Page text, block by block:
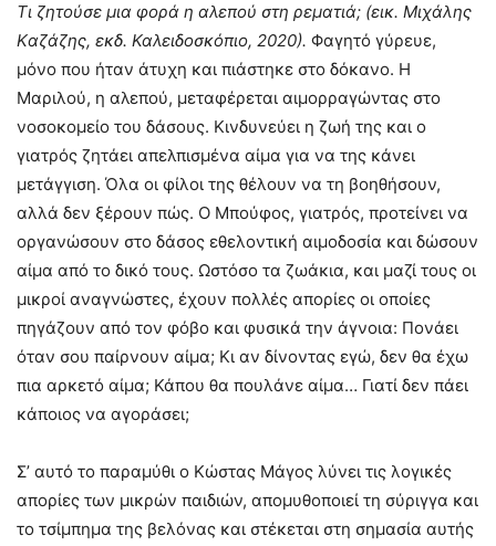
Τι ζητούσε μια φορά η αλεπού στη ρεματιά; (εικ. Μιχάλης
Kαζάζης, εκδ. Καλειδοσκόπιο, 2020). Φαγητό γύρευε,
μόνο που ήταν άτυχη και πιάστηκε στο δόκανο. Η
Μαριλού, η αλεπού, μεταφέρεται αιμορραγώντας στο
νοσοκομείο του δάσους. Κινδυνεύει η ζωή της και ο
γιατρός ζητάει απελπισμένα αίμα για να της κάνει
μετάγγιση. Όλα οι φίλοι της θέλουν να τη βοηθήσουν,
αλλά δεν ξέρουν πώς. Ο Μπούφος, γιατρός, προτείνει να
οργανώσουν στο δάσος εθελοντική αιμοδοσία και δώσουν
αίμα από το δικό τους. Ωστόσο τα ζωάκια, και μαζί τους οι
μικροί αναγνώστες, έχουν πολλές απορίες οι οποίες
πηγάζουν από τον φόβο και φυσικά την άγνοια: Πονάει
όταν σου παίρνουν αίμα; Κι αν δίνοντας εγώ, δεν θα έχω
πια αρκετό αίμα; Κάπου θα πουλάνε αίμα… Γιατί δεν πάει
κάποιος να αγοράσει;
Σ’ αυτό το παραμύθι ο Κώστας Μάγος λύνει τις λογικές
απορίες των μικρών παιδιών, απομυθοποιεί τη σύριγγα και
το τσίμπημα της βελόνας και στέκεται στη σημασία αυτής